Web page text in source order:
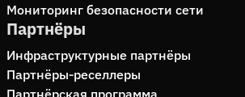
Мониторинг безопасности сети
Партнёры
Инфраструктурные партнёры
Партнёры‑реселлеры
Партнёрская программа